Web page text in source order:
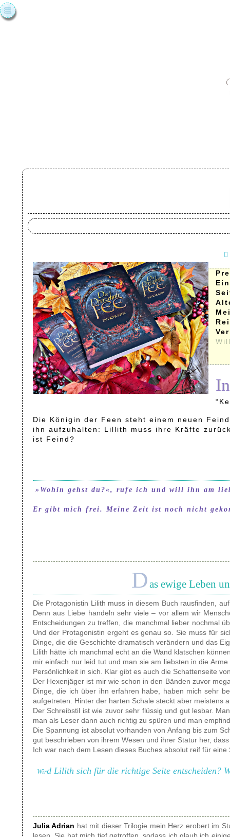
Die Königin der Feen steht einem neuen
ihn aufzuhalten: Lillith muss ihre Kräfte
ist Feind?
»Wohin gehst du?«, rufe ich und will ihn am
Er gibt mich frei. Meine Zeit ist noch nicht
Das ewige Leben
Die Protagonistin Lilith muss in diesem Buch rausfinden,
Denn aus Liebe handeln sehr viele – vor allem wir
Entscheidungen zu treffen, die manchmal lieber nochmal
Und der Protagonistin ergeht es genau so. Sie muss für
Dinge, die die Geschichte dramatisch verändern und das
Lilith hätte ich manchmal echt an die Wand klatschen
mir einfach nur leid tut und man sie am liebsten in die
Persönlichkeit in sich. Klar gibt es auch die Schattenseite
Der Hexenjäger ist mir wie schon in den Bänden zuvor
Dinge, die ich über ihn erfahren habe, haben mich sehr
aufgetreten. Hinter der harten Schale steckt aber meistens
Der Schreibstil ist wie zuvor sehr flüssig und gut lesbar.
man als Leser dann auch richtig zu spüren und man
Die Spannung ist absolut vorhanden von Anfang bis zum
gut beschrieben von ihrem Wesen und ihrer Statur her,
Ich war nach dem Lesen dieses Buches absolut reif für eine
Wird Lilith sich für die richtige Seite entscheiden?
Julia Adrian hat mit dieser Trilogie mein Herz erobert im